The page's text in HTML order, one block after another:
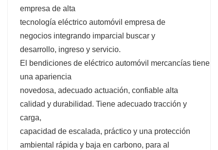
empresa de alta
tecnología eléctrico automóvil empresa de
negocios integrando imparcial buscar y
desarrollo, ingreso y servicio.
El
bendiciones de eléctrico automóvil mercancías tienen
una apariencia
novedosa, adecuado actuación, confiable alta
calidad y durabilidad. Tiene adecuado tracción y
carga,
capacidad de escalada, práctico y una protección
ambiental rápida y baja en carbono, para al